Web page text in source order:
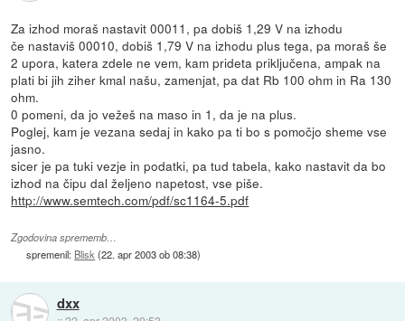
Za izhod moraš nastavit 00011, pa dobiš 1,29 V na izhodu
če nastaviš 00010, dobiš 1,79 V na izhodu plus tega, pa moraš še
2 upora, katera zdele ne vem, kam prideta priključena, ampak na
plati bi jih ziher kmal našu, zamenjat, pa dat Rb 100 ohm in Ra 130
ohm.
0 pomeni, da jo vežeš na maso in 1, da je na plus.
Poglej, kam je vezana sedaj in kako pa ti bo s pomočjo sheme vse
jasno.
sicer je pa tuki vezje in podatki, pa tud tabela, kako nastavit da bo
izhod na čipu dal željeno napetost, vse piše.
http://www.semtech.com/pdf/sc1164-5.pdf
Zgodovina sprememb…
spremenil: Blisk (22. apr 2003 ob 08:38)
dxx